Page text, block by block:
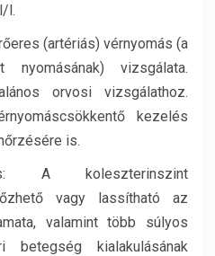
l.
(artériás) vérnyomás (a
vizsgálata.
orvosi vizsgálathoz.
kezelés
is.
A koleszterinszint
vagy lassítható az
valamint több súlyos
kialakulásának